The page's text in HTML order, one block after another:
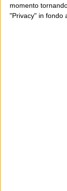
momento
"Privacy" in fondo